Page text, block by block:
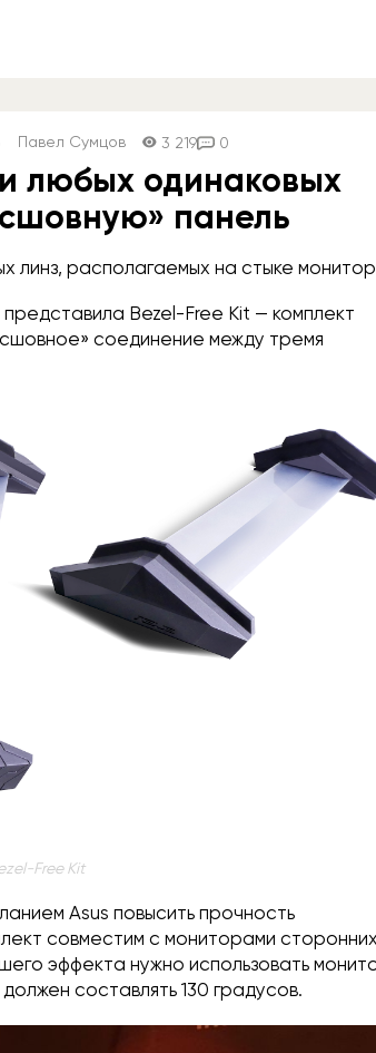
Павел Сумцов 3 219 0
любых одинаковых
панель
линз, располагаемых на стыке
Bezel-Free Kit — комплект
соединение между тремя
Free Kit
Asus повысить прочность
совместим с мониторами сторонних
эффекта нужно использовать
составлять 130 градусов.